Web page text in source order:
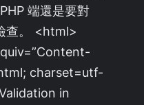
端還是要對
查。 <html>
charset=utf-
in